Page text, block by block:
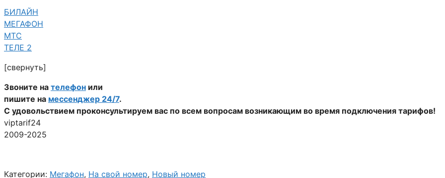
БИЛАЙН
МЕГАФОН
МТС
ТЕЛЕ 2
[свернуть]
Звоните на телефон или
пишите на мессенджер 24/7.
С удовольствием проконсультируем вас по всем вопросам возникающим во время подключения тарифов!
viptarif24
2009-2025
Категории: Мегафон, На свой номер, Новый номер